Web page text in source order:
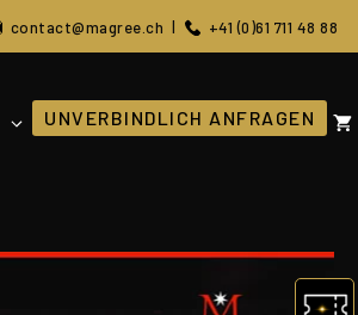
contact@magree.ch | +41 (0)61 711 48 88
UNVERBINDLICH ANFRAGEN